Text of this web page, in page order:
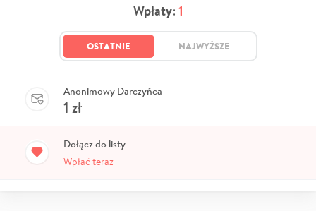
Wpłaty: 1
OSTATNIE NAJWYŻSZE
Anonimowy Darczyńca
1 zł
Dołącz do listy
Wpłać teraz